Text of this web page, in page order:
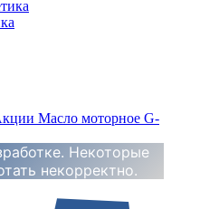
Масло моторное G-
Некоторые
некорректно.